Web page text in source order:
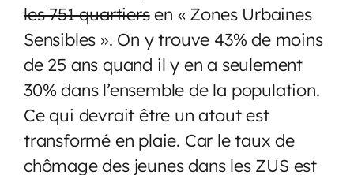
les 751 quartiersen « Zones Urbaines
Sensibles ». On y trouve 43% de moins
de 25 ans quand il y en a seulement
30% dans l’ensemble de la population.
Ce qui devrait être un atout est
transformé en plaie. Car le taux de
chômage des jeunes dans les ZUS est